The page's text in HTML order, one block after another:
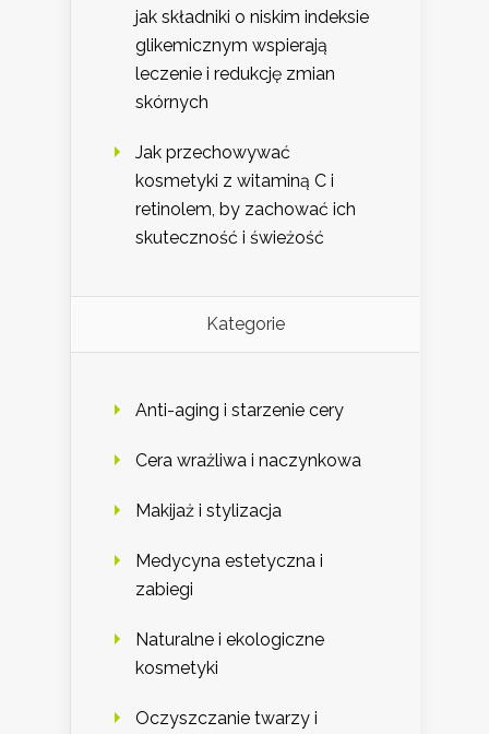
jak składniki o niskim indeksie
glikemicznym wspierają
leczenie i redukcję zmian
skórnych
Jak przechowywać
kosmetyki z witaminą C i
retinolem, by zachować ich
skuteczność i świeżość
Kategorie
Anti-aging i starzenie cery
Cera wrażliwa i naczynkowa
Makijaż i stylizacja
Medycyna estetyczna i
zabiegi
Naturalne i ekologiczne
kosmetyki
Oczyszczanie twarzy i